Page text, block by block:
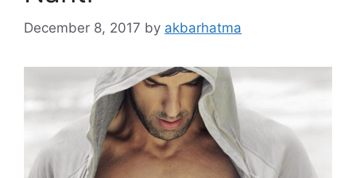
December 8, 2017 by akbarhatma